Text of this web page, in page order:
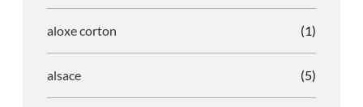
aloxe corton (1)
alsace (5)